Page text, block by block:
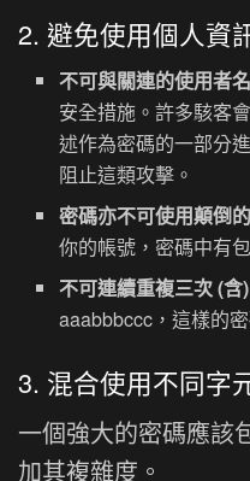
2. 避免使用個人資
不可與關連的使用者
安全措施。許多駭客
述作為密碼的一部分
阻止這類攻擊。
密碼亦不可使用顛倒
你的帳號，密碼中有
不可連續重複三次 (含
aaabbbccc，這樣的
3. 混合使用不同字
一個強大的密碼應該
加其複雜度。